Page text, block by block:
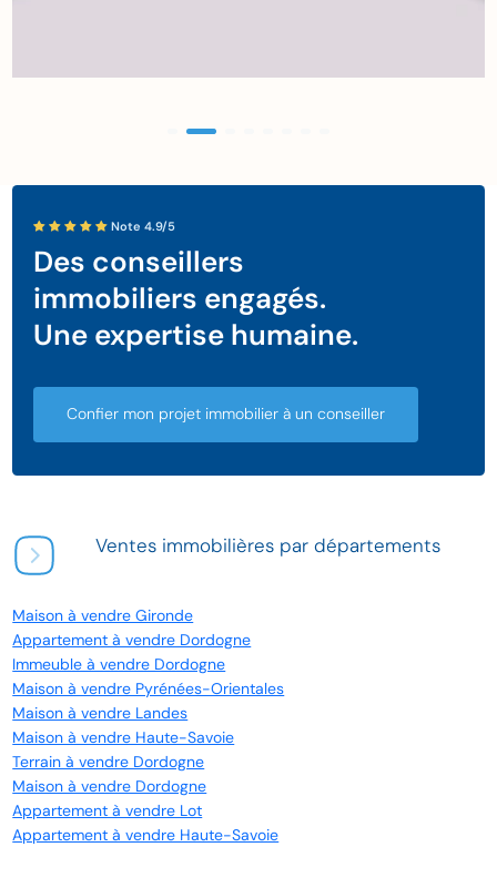
Note 4.9/5
Des conseillers
immobiliers engagés.
Une expertise humaine.
Confier mon projet immobilier à un conseiller
Ventes immobilières par départements
Maison à vendre Gironde
Appartement à vendre Dordogne
Immeuble à vendre Dordogne
Maison à vendre Pyrénées-Orientales
Maison à vendre Landes
Maison à vendre Haute-Savoie
Terrain à vendre Dordogne
Maison à vendre Dordogne
Appartement à vendre Lot
Appartement à vendre Haute-Savoie